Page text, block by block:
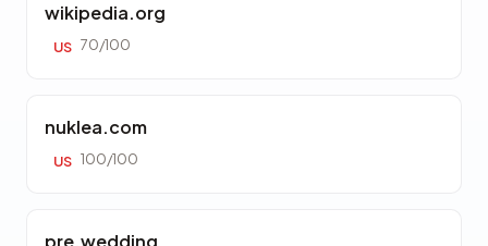
wikipedia.org
US 70/100
nuklea.com
US 100/100
pre.wedding